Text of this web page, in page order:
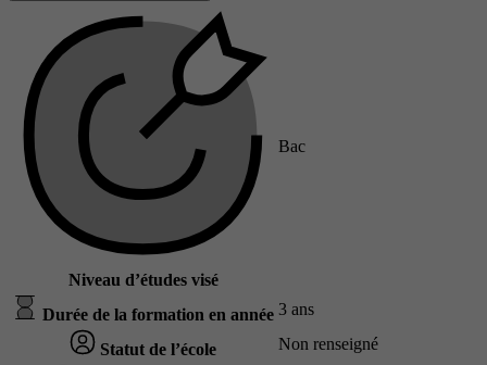
Niveau d’études visé
Bac
Durée de la formation en année 3 ans
Statut de l’école Non renseigné